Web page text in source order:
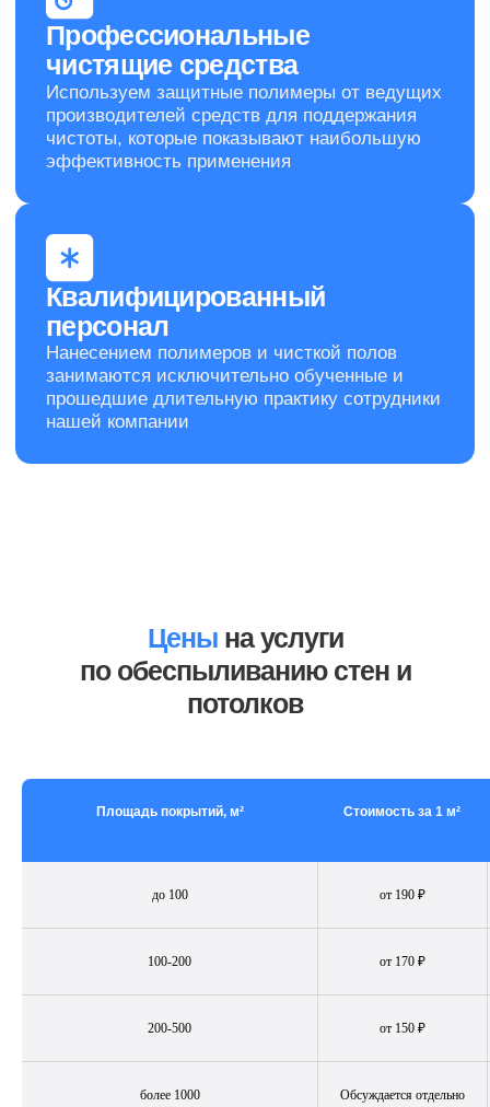
Цены на услуги
по обеспыливанию стен и
потолков
Площадь покрытий, м² Стоимость за 1 м²
до 100 от 190 ₽
100-200 от 170 ₽
200-500 от 150 ₽
более 1000 Обсуждается отдельно
Написать менеджеру
Отзывы